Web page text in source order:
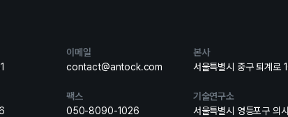
이메일
contact@antock.com
팩스
050-8090-1026
본사
서울특별시 중구 퇴계
기술연구소
서울특별시 영등포구